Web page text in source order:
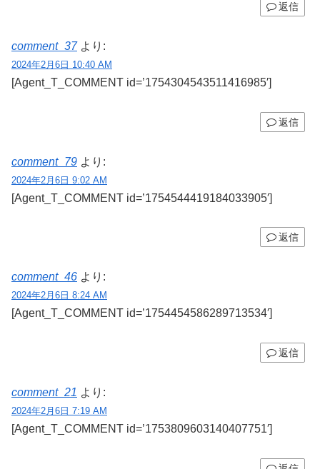
返信
comment_37 より:
2024年2月6日 10:40 AM
[Agent_T_COMMENT id=’1754304543511416985′]
返信
comment_79 より:
2024年2月6日 9:02 AM
[Agent_T_COMMENT id=’1754544419184033905′]
返信
comment_46 より:
2024年2月6日 8:24 AM
[Agent_T_COMMENT id=’1754454586289713534′]
返信
comment_21 より:
2024年2月6日 7:19 AM
[Agent_T_COMMENT id=’1753809603140407751′]